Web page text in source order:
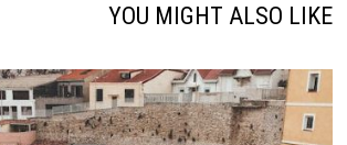
YOU MIGHT ALSO LIKE